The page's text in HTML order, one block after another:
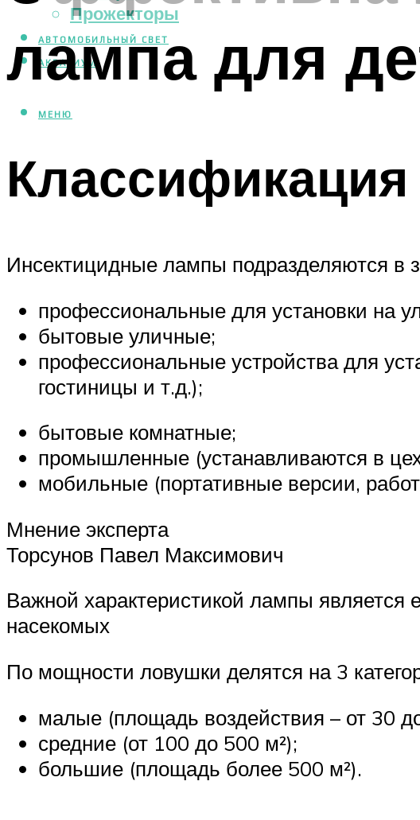
Прожекторы
АВТОМОБИЛЬНЫЙ СВЕТ
АКВАРИУМ
МЕНЮ
лампа для
Классификация
Инсектицидные лампы подразделяются в
профессиональные для установки на
бытовые уличные;
профессиональные устройства для
гостиницы и т.д.);
бытовые комнатные;
промышленные (устанавливаются в
мобильные (портативные версии,
Мнение эксперта
Торсунов Павел Максимович
Важной характеристикой лампы
насекомых
По мощности ловушки делятся на 3
малые (площадь воздействия – от 30
средние (от 100 до 500 м²);
большие (площадь более 500 м²).